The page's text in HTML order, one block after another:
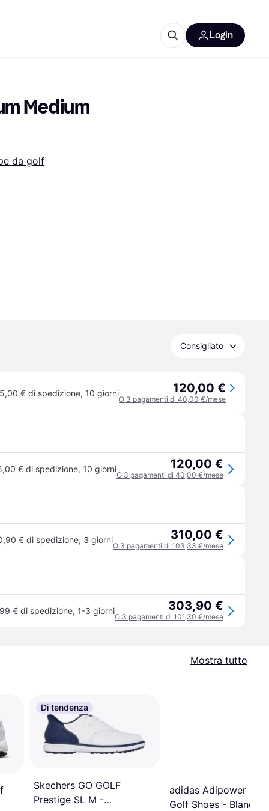
Login
Medium
da golf
Consigliato
5,00 € di spedizione, 10 giorni 120,00 €
O 3 pagamenti di 40,00 €/mese
€ di spedizione, 10 giorni 120,00 €
O 3 pagamenti di 40,00 €/mese
€ di spedizione, 3 giorni 310,00 €
O 3 pagamenti di 103,33 €/mese
€ di spedizione, 1-3 giorni 303,90 €
O 3 pagamenti di 101,30 €/mese
Mostra tutto
Di tendenza
Skechers GO GOLF
Prestige SL M -
adidas Adipower 26
Golf Shoes - Blanc